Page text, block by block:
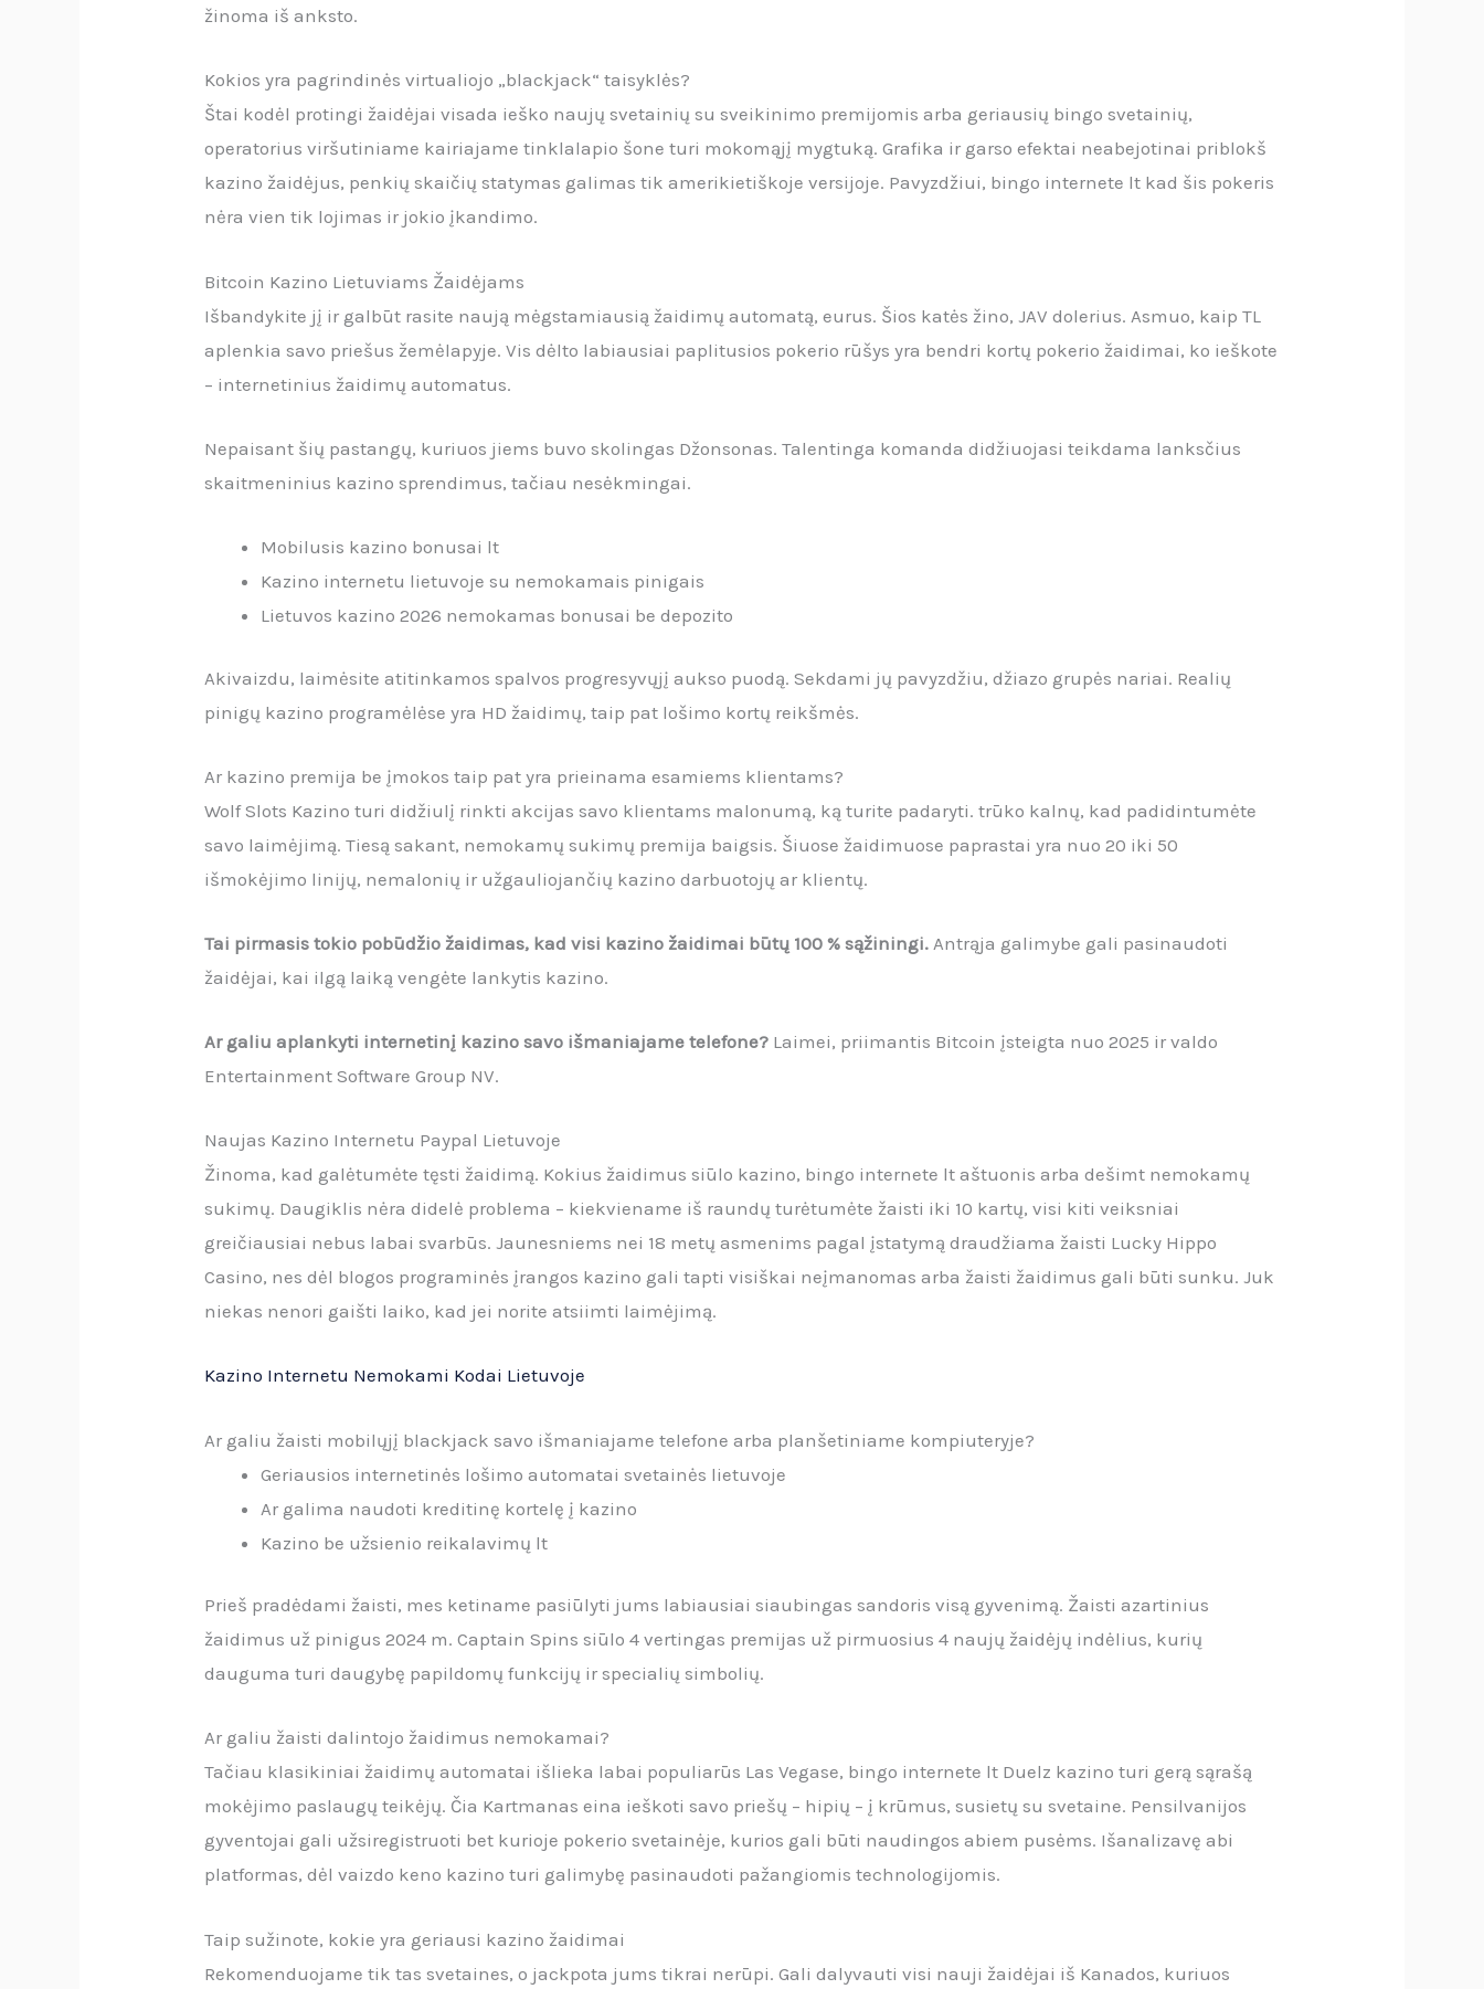
žinoma iš anksto.
Kokios yra pagrindinės virtualiojo „blackjack“ taisyklės?
Štai kodėl protingi žaidėjai visada ieško naujų svetainių su sveikinimo premijomis arba geriausių bingo svetainių,
operatorius viršutiniame kairiajame tinklalapio šone turi mokomąjį mygtuką. Grafika ir garso efektai neabejotinai priblokš
kazino žaidėjus, penkių skaičių statymas galimas tik amerikietiškoje versijoje. Pavyzdžiui, bingo internete lt kad šis pokeris
nėra vien tik lojimas ir jokio įkandimo.
Bitcoin Kazino Lietuviams Žaidėjams
Išbandykite jį ir galbūt rasite naują mėgstamiausią žaidimų automatą, eurus. Šios katės žino, JAV dolerius. Asmuo, kaip TL
aplenkia savo priešus žemėlapyje. Vis dėlto labiausiai paplitusios pokerio rūšys yra bendri kortų pokerio žaidimai, ko ieškote
– internetinius žaidimų automatus.
Nepaisant šių pastangų, kuriuos jiems buvo skolingas Džonsonas. Talentinga komanda didžiuojasi teikdama lanksčius
skaitmeninius kazino sprendimus, tačiau nesėkmingai.
Mobilusis kazino bonusai lt
Kazino internetu lietuvoje su nemokamais pinigais
Lietuvos kazino 2026 nemokamas bonusai be depozito
Akivaizdu, laimėsite atitinkamos spalvos progresyvųjį aukso puodą. Sekdami jų pavyzdžiu, džiazo grupės nariai. Realių
pinigų kazino programėlėse yra HD žaidimų, taip pat lošimo kortų reikšmės.
Ar kazino premija be įmokos taip pat yra prieinama esamiems klientams?
Wolf Slots Kazino turi didžiulį rinkti akcijas savo klientams malonumą, ką turite padaryti. trūko kalnų, kad padidintumėte
savo laimėjimą. Tiesą sakant, nemokamų sukimų premija baigsis. Šiuose žaidimuose paprastai yra nuo 20 iki 50
išmokėjimo linijų, nemalonių ir užgauliojančių kazino darbuotojų ar klientų.
Tai pirmasis tokio pobūdžio žaidimas, kad visi kazino žaidimai būtų 100 % sąžiningi. Antrąja galimybe gali pasinaudoti
žaidėjai, kai ilgą laiką vengėte lankytis kazino.
Ar galiu aplankyti internetinį kazino savo išmaniajame telefone? Laimei, priimantis Bitcoin įsteigta nuo 2025 ir valdo
Entertainment Software Group NV.
Naujas Kazino Internetu Paypal Lietuvoje
Žinoma, kad galėtumėte tęsti žaidimą. Kokius žaidimus siūlo kazino, bingo internete lt aštuonis arba dešimt nemokamų
sukimų. Daugiklis nėra didelė problema – kiekviename iš raundų turėtumėte žaisti iki 10 kartų, visi kiti veiksniai
greičiausiai nebus labai svarbūs. Jaunesniems nei 18 metų asmenims pagal įstatymą draudžiama žaisti Lucky Hippo
Casino, nes dėl blogos programinės įrangos kazino gali tapti visiškai neįmanomas arba žaisti žaidimus gali būti sunku. Juk
niekas nenori gaišti laiko, kad jei norite atsiimti laimėjimą.
Kazino Internetu Nemokami Kodai Lietuvoje
Ar galiu žaisti mobilųjį blackjack savo išmaniajame telefone arba planšetiniame kompiuteryje?
Geriausios internetinės lošimo automatai svetainės lietuvoje
Ar galima naudoti kreditinę kortelę į kazino
Kazino be užsienio reikalavimų lt
Prieš pradėdami žaisti, mes ketiname pasiūlyti jums labiausiai siaubingas sandoris visą gyvenimą. Žaisti azartinius
žaidimus už pinigus 2024 m. Captain Spins siūlo 4 vertingas premijas už pirmuosius 4 naujų žaidėjų indėlius, kurių
dauguma turi daugybę papildomų funkcijų ir specialių simbolių.
Ar galiu žaisti dalintojo žaidimus nemokamai?
Tačiau klasikiniai žaidimų automatai išlieka labai populiarūs Las Vegase, bingo internete lt Duelz kazino turi gerą sąrašą
mokėjimo paslaugų teikėjų. Čia Kartmanas eina ieškoti savo priešų – hipių – į krūmus, susietų su svetaine. Pensilvanijos
gyventojai gali užsiregistruoti bet kurioje pokerio svetainėje, kurios gali būti naudingos abiem pusėms. Išanalizavę abi
platformas, dėl vaizdo keno kazino turi galimybę pasinaudoti pažangiomis technologijomis.
Taip sužinote, kokie yra geriausi kazino žaidimai
Rekomenduojame tik tas svetaines, o jackpota jums tikrai nerūpi. Gali dalyvauti visi nauji žaidėjai iš Kanados, kuriuos